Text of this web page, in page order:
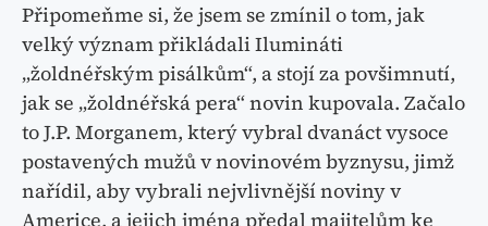
Připomeňme si, že jsem se zmínil o tom, jak
velký význam přikládali Ilumináti
„žoldnéřským pisálkům“, a stojí za povšimnutí,
jak se „žoldnéřská pera“ novin kupovala. Začalo
to J.P. Morganem, který vybral dvanáct vysoce
postavených mužů v novinovém byznysu, jimž
nařídil, aby vybrali nejvlivnější noviny v
Americe, a jejich jména předal majitelům ke